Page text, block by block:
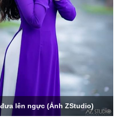
lên ngực (Ảnh ZStudio)